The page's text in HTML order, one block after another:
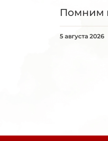
Помним
5 августа 2026